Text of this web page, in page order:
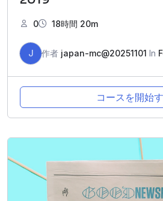
0 18時間 20m
J 作者 japan-mc@20251101 In
コースを開始